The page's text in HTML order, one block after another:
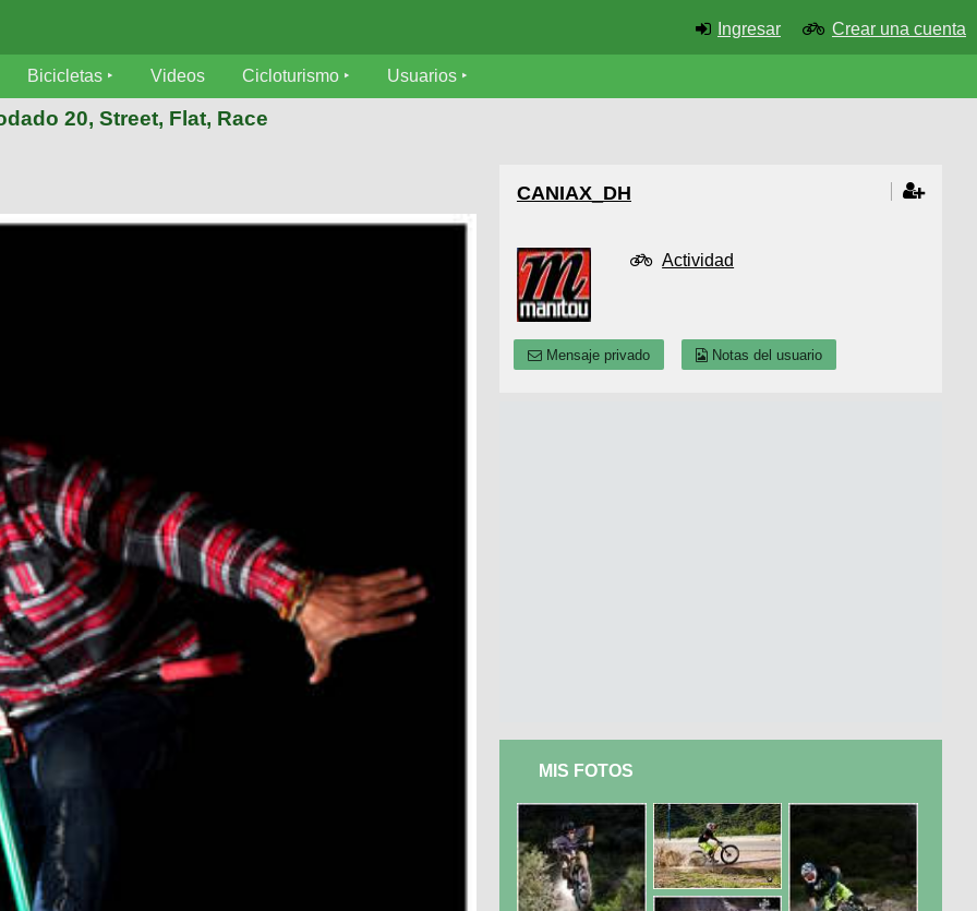
Ingresar Crear una cuenta
Bicicletas Videos Cicloturismo Usuarios
20, Street, Flat, Race
CANIAX_DH
Actividad
Mensaje privado Notas del usuario
MIS FOTOS